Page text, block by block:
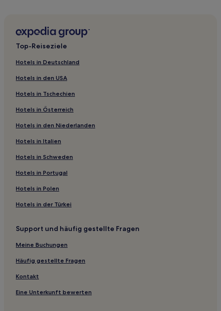
Hotels mit Küchenzeile in Brandenburg Region
Familien in Brandenburg Region
Luxus nahe Parforceheide
Haustierfreundliche nahe Parforceheide
Hotels mit Parkplatz in Babelsberg
Hotels nahe Badestelle
Wildpark West Hotels
Potsdam Südost: Hotels
Phöben Hotels
Westliche Vorstadt: Hotels
Sacrow: Hotels
Caputh Hotels
Nördliche Ortsteile: Hotels
Michendorf Hotels
Hotels nahe Schloss Paretz
Hotels nahe Botanischer Garten der Universität Potsdam
Hotels nahe Bushaltestelle Holländermühle
Top-Reiseziele
Hotels in Deutschland
Hotels in den USA
Hotels in Tschechien
Hotels in Österreich
Hotels in den Niederlanden
Hotels in Italien
Hotels in Schweden
Hotels in Portugal
Hotels in Polen
Hotels in der Türkei
Support und häufig gestellte Fragen
Meine Buchungen
Häufig gestellte Fragen
Kontakt
Eine Unterkunft bewerten